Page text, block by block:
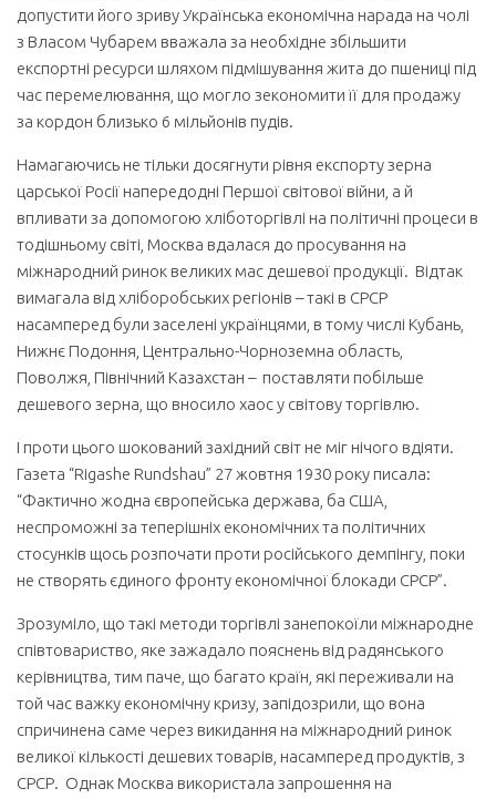
допустити його зриву Українська економічна нарада на чолі
з Власом Чубарем вважала за необхідне збільшити
експортні ресурси шляхом підмішування жита до пшениці під
час перемелювання, що могло зекономити її для продажу
за кордон близько 6 мільйонів пудів.
Намагаючись не тільки досягнути рівня експорту зерна
царської Росії напередодні Першої світової війни, а й
впливати за допомогою хліботоргівлі на політичні процеси в
тодішньому світі, Москва вдалася до просування на
міжнародний ринок великих мас дешевої продукції. Відтак
вимагала від хліборобських регіонів – такі в СРСР
насамперед були заселені українцями, в тому числі Кубань,
Нижнє Подоння, Центрально-Чорноземна область,
Поволжя, Північний Казахстан – поставляти побільше
дешевого зерна, що вносило хаос у світову торгівлю.
І проти цього шокований західний світ не міг нічого вдіяти.
Газета “Rigashe Rundshau” 27 жовтня 1930 року писала:
“Фактично жодна європейська держава, ба США,
неспроможні за теперішніх економічних та політичних
стосунків щось розпочати проти російського демпінгу, поки
не створять єдиного фронту економічної блокади СРСР”.
Зрозуміло, що такі методи торгівлі занепокоїли міжнародне
співтовариство, яке зажадало пояснень від радянського
керівництва, тим паче, що багато країн, які переживали на
той час важку економічну кризу, запідозрили, що вона
спричинена саме через викидання на міжнародний ринок
великої кількості дешевих товарів, насамперед продуктів, з
СРСР. Однак Москва використала запрошення на